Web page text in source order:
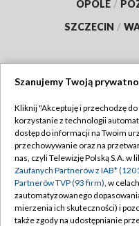
OPOLE /
SZCZECIN /
Abonament TVP
Emisja w TVP
Centrum informacji TVP
Naziemna Telewizja
Szanujemy Twoją
Kliknij "Akceptuję i przechodzę
korzystanie z technologii
dostęp do informacji na Twoim
przechowywanie oraz na
nas, czyli Telewizję Polską S.A. w
Zaufanych Partnerów z IAB*
Partnerów TVP (93 firm), w
zautomatyzowanego
mierzenia ich skuteczności) i
także zgody na udostępnianie